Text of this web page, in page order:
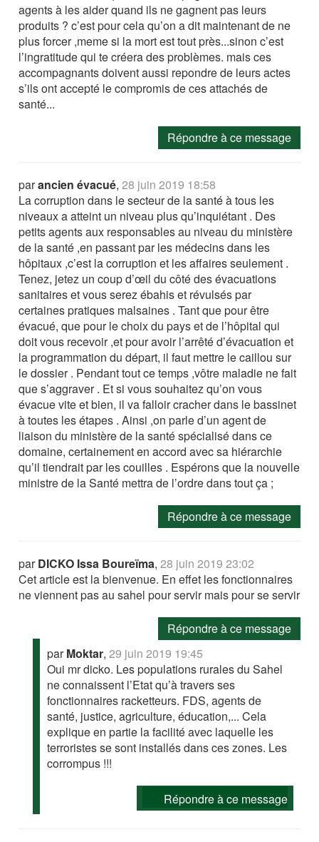
agents à les aider quand ils ne gagnent pas leurs
produits ? c’est pour cela qu’on a dit maintenant de ne
plus forcer ,meme si la mort est tout près...sinon c’est
l’ingratitude qui te créera des problèmes. mais ces
accompagnants doivent aussi repondre de leurs actes
s’ils ont accepté le compromis de ces attachés de
santé...
Répondre à ce message
parancien évacué,28 juin 2019 18:58
La corruption dans le secteur de la santé à tous les
niveaux a atteint un niveau plus qu’inquiétant . Des
petits agents aux responsables au niveau du ministère
de la santé ,en passant par les médecins dans les
hôpitaux ,c’est la corruption et les affaires seulement .
Tenez, jetez un coup d’œil du côté des évacuations
sanitaires et vous serez ébahis et révulsés par
certaines pratiques malsaines . Tant que pour être
évacué, que pour le choix du pays et de l’hôpital qui
doit vous recevoir ,et pour avoir l’arrêté d’évacuation et
la programmation du départ, il faut mettre le caillou sur
le dossier . Pendant tout ce temps ,vôtre maladie ne fait
que s’aggraver . Et si vous souhaitez qu’on vous
évacue vite et bien, il va falloir cracher dans le bassinet
à toutes les étapes . Ainsi ,on parle d’un agent de
liaison du ministère de la santé spécialisé dans ce
domaine, certainement en accord avec sa hiérarchie
qu’il tiendrait par les couilles . Espérons que la nouvelle
ministre de la Santé mettra de l’ordre dans tout ça ;
Répondre à ce message
parDICKO Issa Boureïma,28 juin 2019 23:02
Cet article est la bienvenue. En effet les fonctionnaires
ne viennent pas au sahel pour servir mais pour se servir
Répondre à ce message
parMoktar,29 juin 2019 19:45
Oui mr dicko. Les populations rurales du Sahel
ne connaissent l’Etat qu’à travers ses
fonctionnaires racketteurs. FDS, agents de
santé, justice, agriculture, éducation,... Cela
explique en partie la facilité avec laquelle les
terroristes se sont installés dans ces zones. Les
corrompus !!!
Répondre à ce message